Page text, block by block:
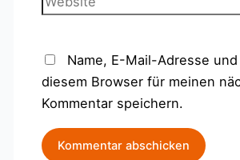
Name, E-Mail-Adresse
diesem Browser für meinen
Kommentar speichern.